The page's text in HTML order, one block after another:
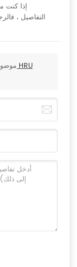
إذا كنت
التفاصيل ،